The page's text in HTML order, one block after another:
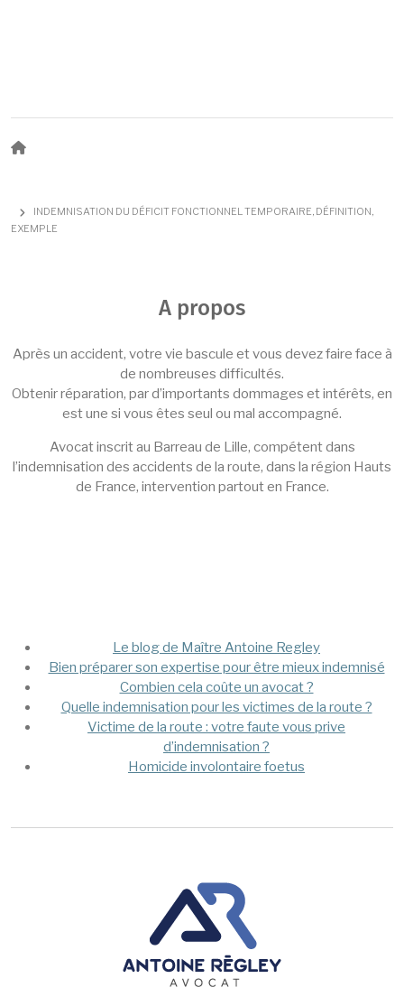
INDEMNISATION DU DÉFICIT FONCTIONNEL TEMPORAIRE, DÉFINITION,
EXEMPLE
A propos
Après un accident, votre vie bascule et vous devez faire face à
de nombreuses difficultés.
Obtenir réparation, par d’importants dommages et intérêts, en
est une si vous êtes seul ou mal accompagné.
Avocat inscrit au Barreau de Lille, compétent dans
l’indemnisation des accidents de la route, dans la région Hauts
de France, intervention partout en France.
Mega MenuLe blog de Maître Antoine Regley
Bien préparer son expertise pour être mieux indemnisé
Combien cela coûte un avocat ?
Quelle indemnisation pour les victimes de la route ?
Victime de la route : votre faute vous prive
d’indemnisation ?
Homicide involontaire foetus